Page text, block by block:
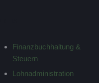
Finanzbuchhaltung &
Steuern
Lohnadministration